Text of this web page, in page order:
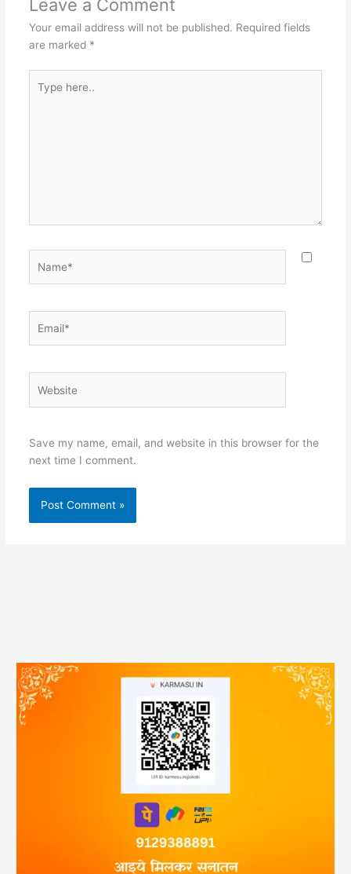
Leave a Comment
Your email address will not be published. Required fields
are marked *
here..
Save my name, email, and website in this browser for the
next time I comment.